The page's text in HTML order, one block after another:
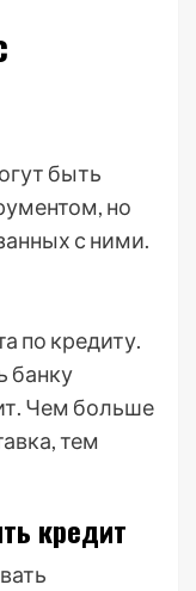
быть
но
с ними.
по кредиту.
банку
Чем больше
тем
кредит